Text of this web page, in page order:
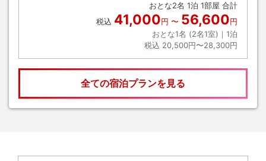
おとな2名 1泊 1部屋 合計
税込 41,000円 〜 56,600円
おとな1名 (2名1室)｜ 1泊
税込 20,500円〜28,300円
全ての宿泊プランを見る